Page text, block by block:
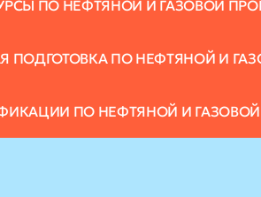
ПО НЕФТЯНОЙ И ГАЗОВОЙ
ПОДГОТОВКА ПО НЕФТЯНОЙ И
ПО НЕФТЯНОЙ И